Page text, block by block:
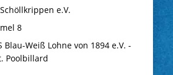
e.V.
8
Blau-Weiß Lohne von 1894 e.V. -
Poolbillard